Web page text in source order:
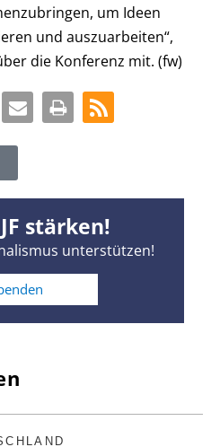
um Ideen
und auszuarbeiten“,
die Konferenz mit. (fw)
stärken!
unterstützen!